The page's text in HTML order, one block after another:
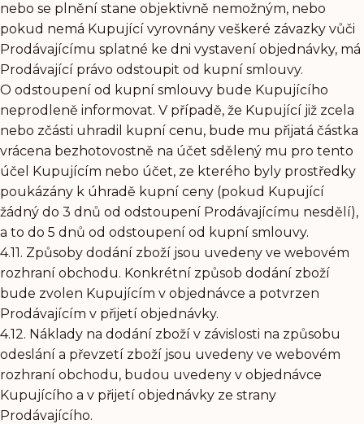
nebo se plnění stane objektivně nemožným, nebo
pokud nemá Kupující vyrovnány veškeré závazky vůči
Prodávajícímu splatné ke dni vystavení objednávky, má
Prodávající právo odstoupit od kupní smlouvy.
O odstoupení od kupní smlouvy bude Kupujícího
neprodleně informovat. V případě, že Kupující již zcela
nebo zčásti uhradil kupní cenu, bude mu přijatá částka
vrácena bezhotovostně na účet sdělený mu pro tento
účel Kupujícím nebo účet, ze kterého byly prostředky
poukázány k úhradě kupní ceny (pokud Kupující
žádný do 3 dnů od odstoupení Prodávajícímu nesdělí),
a to do 5 dnů od odstoupení od kupní smlouvy.
4.11. Způsoby dodání zboží jsou uvedeny ve webovém
rozhraní obchodu. Konkrétní způsob dodání zboží
bude zvolen Kupujícím v objednávce a potvrzen
Prodávajícím v přijetí objednávky.
4.12. Náklady na dodání zboží v závislosti na způsobu
odeslání a převzetí zboží jsou uvedeny ve webovém
rozhraní obchodu, budou uvedeny v objednávce
Kupujícího a v přijetí objednávky ze strany
Prodávajícího.